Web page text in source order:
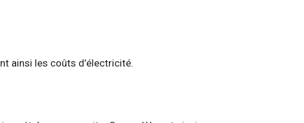
ainsi les coûts d’électricité.